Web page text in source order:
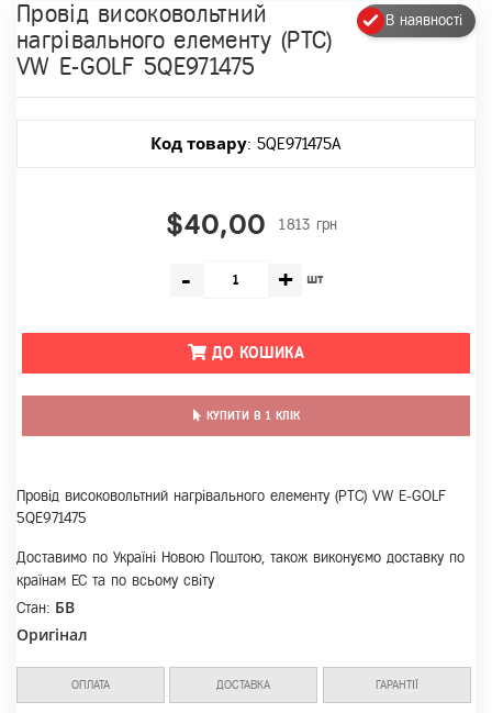
В наявності
Провід високовольтний
нагрівального елементу (РТС)
VW E-GOLF 5QE971475
Код товару: 5QE971475A
$40,00 1813 грн
- + шт
ДО КОШИКА
КУПИТИ В 1 КЛІК
Провід високовольтний нагрівального елементу (РТС) VW E-GOLF
5QE971475
Доставимо по Україні Новою Поштою, також виконуємо доставку по
країнам ЕС та по всьому світу
Стан: БВ
Оригінал
ОПЛАТА ДОСТАВКА ГАРАНТІЇ